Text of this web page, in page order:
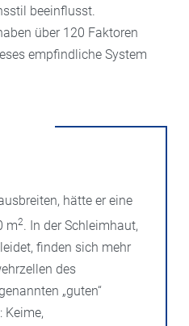
beeinflusst.
über 120 Faktoren
empfindliche System
hätte er eine
m2. In der Schleimhaut,
finden sich mehr
des
„guten“
Keime,